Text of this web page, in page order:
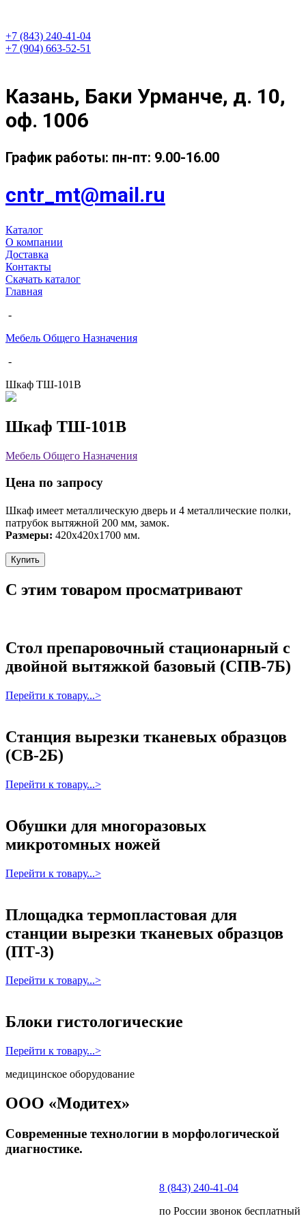
+7 (843) 240-41-04
+7 (904) 663-52-51
Казань, Баки Урманче, д. 10,
оф. 1006
График работы: пн-пт: 9.00-16.00
cntr_mt@mail.ru
Каталог
О компании
Доставка
Контакты
Скачать каталог
Главная
-
Мебель Общего Назначения
-
Шкаф ТШ-101В
Шкаф ТШ-101В
Мебель Общего Назначения
Цена по запросу
Шкаф имеет металлическую дверь и 4 металлические полки,
патрубок вытяжной 200 мм, замок.
Размеры: 420х420х1700 мм.
Купить
С этим товаром просматривают
Стол препаровочный стационарный с
двойной вытяжкой базовый (СПВ-7Б)
Перейти к товару...>
Станция вырезки тканевых образцов
(СВ-2Б)
Перейти к товару...>
Обушки для многоразовых
микротомных ножей
Перейти к товару...>
Площадка термопластовая для
станции вырезки тканевых образцов
(ПТ-3)
Перейти к товару...>
Блоки гистологические
Перейти к товару...>
медицинское оборудование
ООО «Модитех»
Современные технологии в морфологической
диагностике.
8 (843) 240-41-04
по России звонок бесплатный